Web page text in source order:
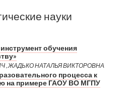
науки
обучения
, ЖАДЬКО НАТАЛЬЯ ВИКТОРОВНА
процесса к
на примере ГАОУ ВО МГПУ